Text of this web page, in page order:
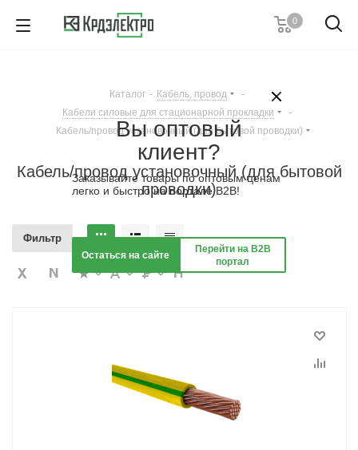
0
8 (800) 555-53-20
Пн-Пт с 8:00-17:00
Заказать звонок
Каталог - Кабель, провод
-
Кабели силовые для стационарной прокладки
-
Кабель/провод установочный (для бытовой проводки)
Кабель/провод установочный (для бытовой
проводки)
Фильтр
Вы оптовый
клиент?
Заказывайте товары по оптовым ценам
легко и быстро на портале B2B!
Остаться на сайте
Перейти на B2B
портал